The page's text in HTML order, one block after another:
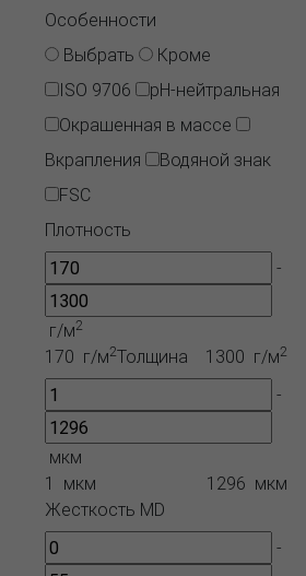
Особенности
Выбрать
Кроме
ISO 9706
pH-нейтральная
Окрашенная в массе
Вкрапления
Водяной знак
FSC
Плотность
-
г/м2
1300 г/м2
170 г/м2Толщина
-
мкм
1296 мкм
1 мкм
Жесткость MD
-